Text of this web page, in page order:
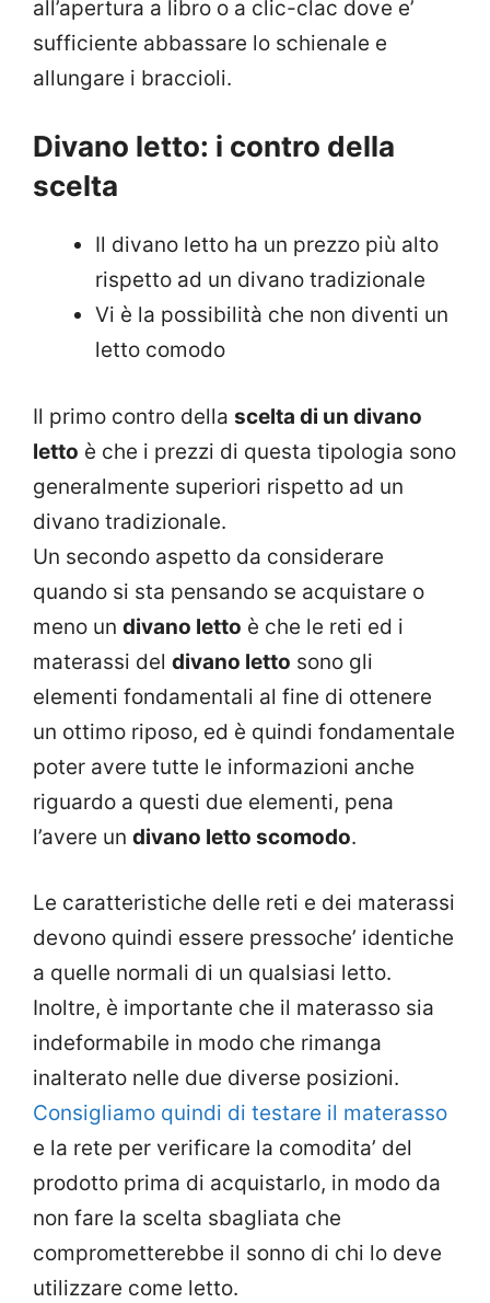
all’apertura a libro o a clic-clac dove e’
sufficiente abbassare lo schienale e
allungare i braccioli.
Divano letto: i contro della
scelta
Il divano letto ha un prezzo più alto
rispetto ad un divano tradizionale
Vi è la possibilità che non diventi un
letto comodo
Il primo contro della scelta di un divano
letto è che i prezzi di questa tipologia sono
generalmente superiori rispetto ad un
divano tradizionale.
Un secondo aspetto da considerare
quando si sta pensando se acquistare o
meno un divano letto è che le reti ed i
materassi del divano letto sono gli
elementi fondamentali al fine di ottenere
un ottimo riposo, ed è quindi fondamentale
poter avere tutte le informazioni anche
riguardo a questi due elementi, pena
l’avere un divano letto scomodo.
Le caratteristiche delle reti e dei materassi
devono quindi essere pressoche’ identiche
a quelle normali di un qualsiasi letto.
Inoltre, è importante che il materasso sia
indeformabile in modo che rimanga
inalterato nelle due diverse posizioni.
Consigliamo quindi di testare il materasso
e la rete per verificare la comodita’ del
prodotto prima di acquistarlo, in modo da
non fare la scelta sbagliata che
comprometterebbe il sonno di chi lo deve
utilizzare come letto.